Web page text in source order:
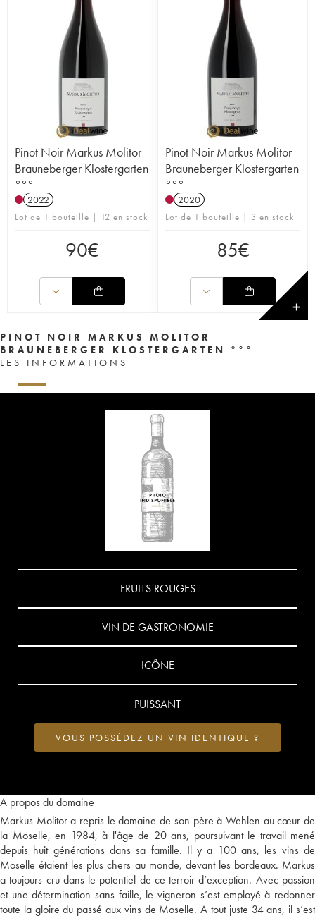
Pinot Noir Markus Molitor
Brauneberger Klostergarten
°°°
2022
Lot de 1 bouteille | 12 en stock
90€
Pinot Noir Markus Molitor
Brauneberger Klostergarten
°°°
2020
Lot de 1 bouteille | 3 en stock
85€
✕
PINOT NOIR MARKUS MOLITOR
BRAUNEBERGER KLOSTERGARTEN °°°
LES INFORMATIONS
A propos du domaine
Markus Molitor a repris le domaine de son père à Wehlen au cœur de
la Moselle, en 1984, à l'âge de 20 ans, poursuivant le travail mené
depuis huit générations dans sa famille. Il y a 100 ans, les vins de
Moselle étaient les plus chers au monde, devant les bordeaux. Markus
a toujours cru dans le potentiel de ce terroir d’exception. Avec passion
et une détermination sans faille, le vigneron s’est employé à redonner
toute la gloire du passé aux vins de Moselle. A tout juste 34 ans, il s’est
FRUITS ROUGES
VIN DE GASTRONOMIE
ICÔNE
PUISSANT
VOUS POSSÉDEZ UN VIN IDENTIQUE ?